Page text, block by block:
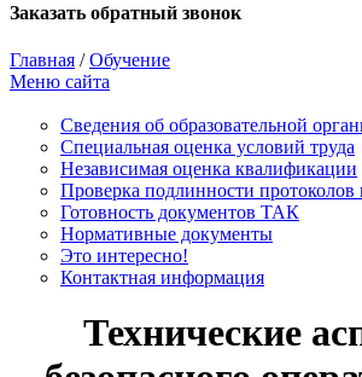
Заказать обратный звонок
Главная /Обучение
Меню сайта
Сведения об образовательной
Cпециальная оценка условий труда
Независимая оценка квалификации
Проверка подлинности
Готовность документов ТАК
Нормативные документы
Это интересно!
Контактная информация
Технические